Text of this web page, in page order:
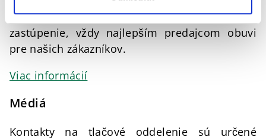
chceme byť v krajinách, v ktorých máme
zastúpenie, vždy najlepším predajcom obuvi
pre našich zákazníkov.
Viac informácií
Médiá
Kontakty na tlačové oddelenie sú určené